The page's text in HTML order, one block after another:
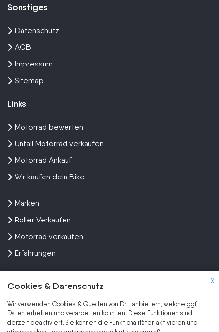
X
Cookies & Datenschutz
Wir verwenden Cookies & Quellen von Drittanbietern, welche ggf.
Daten erheben und verarbeiten könnten. Diese Funktionen sind
derzeit deaktiviert. Sie können die Funktionalitäten aktivieren und
Sonstiges
Datenschutz
AGB
Impressum
Sitemap
Links
Motorrad bewerten
Unfall Motorrad verkaufen
Motorrad Ankauf
Wir kaufen dein Bike
Marken
Roller Verkaufen
Motorrad verkaufen
Erfahrungen
SEHR GUT
Kundenbewertungen und Erfahrungen zu
Wir kaufen dein Motorrad